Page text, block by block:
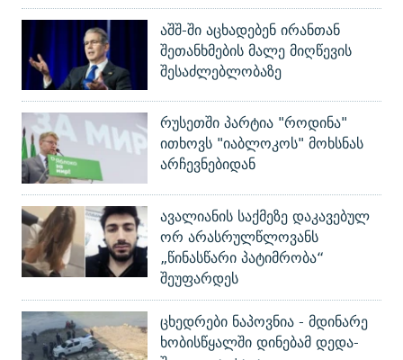
აშშ-ში აცხადებენ ირანთან
შეთანხმების მალე მიღწევის
შესაძლებლობაზე
რუსეთში პარტია "როდინა"
ითხოვს "იაბლოკოს" მოხსნას
არჩევნებიდან
ავალიანის საქმეზე დაკავებულ
ორ არასრულწლოვანს
„წინასწარი პატიმრობა“
შეუფარდეს
ცხედრები ნაპოვნია - მდინარე
ხობისწყალში დინებამ დედა-